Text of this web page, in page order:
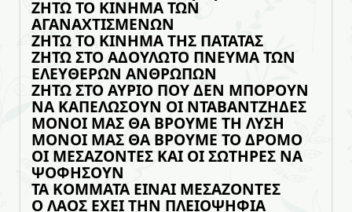
ΖΗΤΩ ΤΟ ΚΙΝΗΜΑ ΤΩΝ
ΑΓΑΝΑΧΤΙΣΜΕΝΩΝ
ΖΗΤΩ ΤΟ ΚΙΝΗΜΑ ΤΗΣ ΠΑΤΑΤΑΣ
ΖΗΤΩ ΣΤΟ ΑΔΟΥΛΩΤΟ ΠΝΕΥΜΑ ΤΩΝ
ΕΛΕΥΘΕΡΩΝ ΑΝΘΡΩΠΩΝ
ΖΗΤΩ ΣΤΟ ΑΥΡΙΟ ΠΟΥ ΔΕΝ ΜΠΟΡΟΥΝ
ΝΑ ΚΑΠΕΛΩΣΟΥΝ ΟΙ ΝΤΑΒΑΝΤΖΗΔΕΣ
ΜΟΝΟΙ ΜΑΣ ΘΑ ΒΡΟΥΜΕ ΤΗ ΛΥΣΗ
ΜΟΝΟΙ ΜΑΣ ΘΑ ΒΡΟΥΜΕ ΤΟ ΔΡΟΜΟ
ΟΙ ΜΕΣΑΖΟΝΤΕΣ ΚΑΙ ΟΙ ΣΩΤΗΡΕΣ ΝΑ
ΨΟΦΗΣΟΥΝ
ΤΑ ΚΟΜΜΑΤΑ ΕΙΝΑΙ ΜΕΣΑΖΟΝΤΕΣ
Ο ΛΑΟΣ ΕΧΕΙ ΤΗΝ ΠΛΕΙΟΨΗΦΙΑ